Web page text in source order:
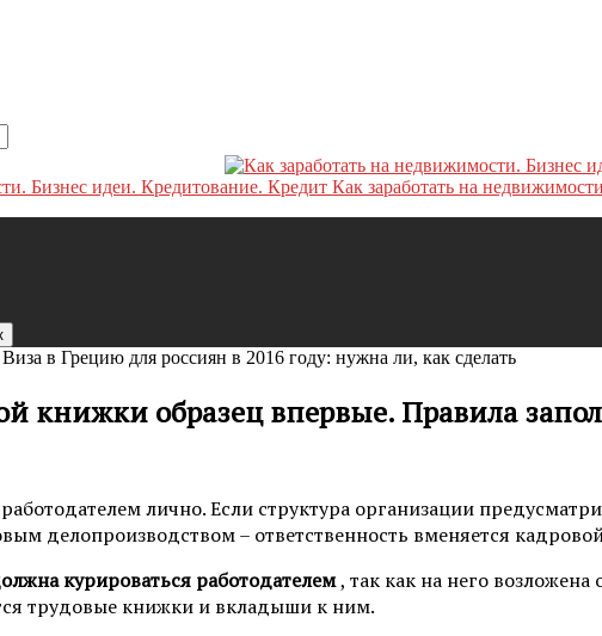
Как заработать на
Виза в Грецию для россиян в 2016 году: нужна ли, как сделать
книжки образец впервые. Правила
лично. Если структура организации
делопроизводством – ответственность вменяется
курироваться работодателем, так как на него
трудовые книжки и вкладыши к ним.